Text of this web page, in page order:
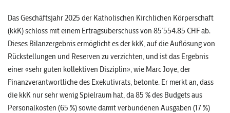
Das Geschäftsjahr 2025 der Katholischen Kirchlichen Körperschaft
(kkK) schloss mit einem Ertragsüberschuss von 85’554.85 CHF ab.
Dieses Bilanzergebnis ermöglicht es der kkK, auf die Auflösung von
Rückstellungen und Reserven zu verzichten, und ist das Ergebnis
einer «sehr guten kollektiven Disziplin», wie Marc Joye, der
Finanzverantwortliche des Exekutivrats, betonte. Er merkt an, dass
die kkK nur sehr wenig Spielraum hat, da 85 % des Budgets aus
Personalkosten (65 %) sowie damit verbundenen Ausgaben (17 %)